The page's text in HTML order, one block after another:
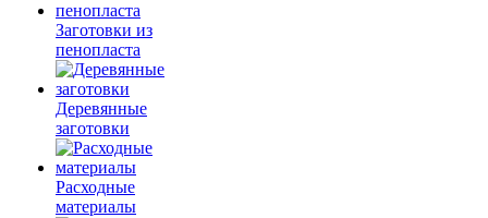
Заготовки из
пенопласта
Деревянные
заготовки
Расходные
материалы